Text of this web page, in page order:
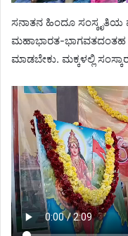
ಸನಾತನ ಹಿಂದೂ
ಮಹಾಭಾರತ-ಭಾಗವತದಂತಹ
ಮಾಡಬೇಕು. ಮಕ್ಕಳಲ್ಲಿ